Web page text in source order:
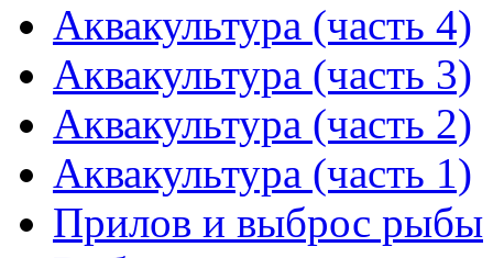
Аквакультура (часть 4)
Аквакультура (часть 3)
Аквакультура (часть 2)
Аквакультура (часть 1)
Прилов и выброс рыбы